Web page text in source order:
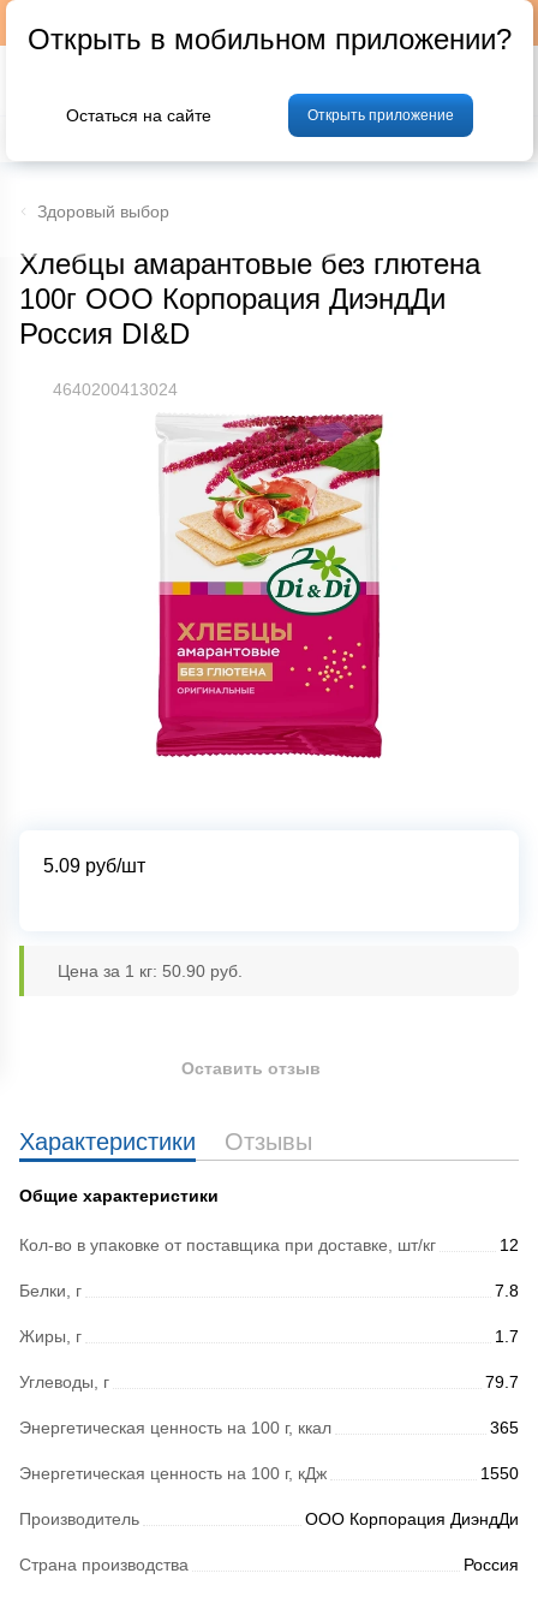
Фрукты и овощи Мясо Птица
Здоровый выбор
Хлебцы амарантовые без глютена
100г ООО Корпорация ДиэндДи
Россия DI&D
4640200413024
5.09 руб/шт
Цена за 1 кг: 50.90 руб.
Характеристики Отзывы
Общие характеристики
Кол-во в упаковке от поставщика при доставке, шт/кг 12
Белки, г 7.8
Жиры, г 1.7
Углеводы, г 79.7
Энергетическая ценность на 100 г, ккал 365
Энергетическая ценность на 100 г, кДж 1550
Производитель ООО Корпорация ДиэндДи
Страна производства Россия
Оставить отзыв
Открыть в мобильном приложении?
Остаться на сайте Открыть приложение